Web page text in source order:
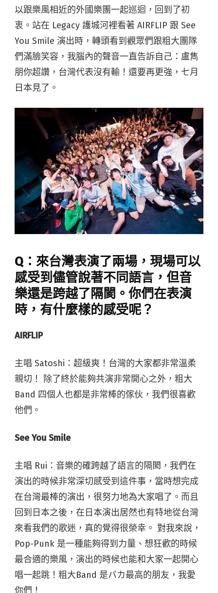
以跟樂風相近的外國樂團一起巡迴，回到了初
衷。站在 Legacy 護城河裡看著 AIRFLIP 跟 See
You Smile 演出時，轉頭看到觀眾們跟粗大團隊
們滿臉笑容，我腦內的聲音一直告訴自己：盧雋
朋你超讚，台灣代表沒有輸！還要再更強，七月
日本見了。
Q：來台灣表演了兩場，現場可以
感受到儘管說著不同語言，但音
樂還是跨越了隔閡。你們在表演
時，有什麼樣的感受呢？
AIRFLIP
主唱 Satoshi ： 超級爽！台灣的大家都非常溫柔
親切！ 除了終於能夠共演非常開心之外，粗大
Band 四個人也都是非常棒的傢伙，我們很喜歡
他們。
See You Smile
主唱 Rui ： 音樂的確跨越了語言的隔閡，我們在
演出的時候非常深切感受到這件事，當時想完成
在台灣最棒的演出，很努力地為大家唱了。而且
回到日本之後，在日本演出居然也有特地從台灣
來看我們的歌迷，真的覺得很榮幸。 對我來說，
Pop-Punk 是一種能夠得到力量、想狂歡的時候
最合適的樂風，演出的時候也能和大家一起開心
唱一起跳！粗大Band 是バカ最高的朋友，我愛
你們！